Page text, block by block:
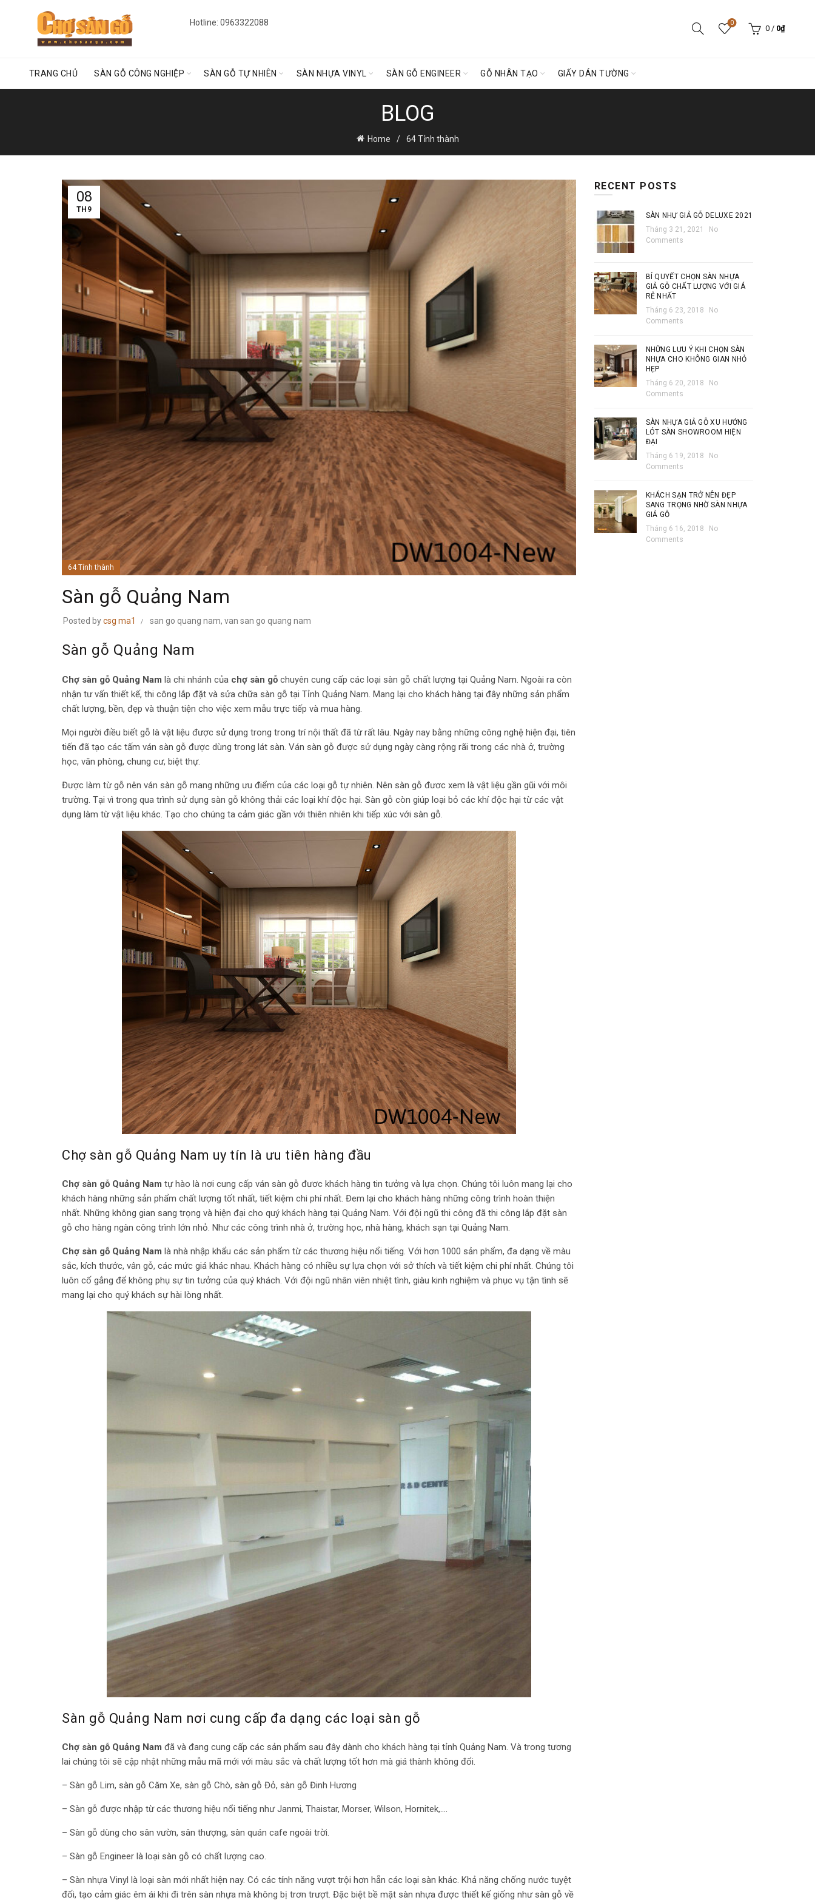
Hotline: 0963322088 0
0 / 0₫
TRANG CHỦ SÀN GỖ CÔNG NGHIỆP SÀN GỖ TỰ NHIÊN SÀN NHỰA VINYL SÀN GỖ ENGINEER GỖ NHÂN TẠO GIẤY DÁN TƯỜNG
BLOG
Home 64 Tỉnh thành
08
TH9
64 Tỉnh thành
Sàn gỗ Quảng Nam
Posted bycsg ma1 san go quang nam, van san go quang nam
Sàn gỗ Quảng Nam
Chợ sàn gỗ Quảng Nam là chi nhánh của chợ sàn gỗ chuyên cung cấp các loại sàn gỗ chất lượng tại Quảng Nam. Ngoài ra còn
nhận tư vấn thiết kế, thi công lắp đặt và sửa chữa sàn gỗ tại Tỉnh Quảng Nam. Mang lại cho khách hàng tại đây những sản phẩm
chất lượng, bền, đẹp và thuận tiện cho việc xem mẫu trực tiếp và mua hàng.
Mọi người điều biết gỗ là vật liệu được sử dụng trong trong trí nội thất đã từ rất lâu. Ngày nay bằng những công nghệ hiện đại, tiên
tiến đã tạo các tấm ván sàn gỗ được dùng trong lát sàn. Ván sàn gỗ được sử dụng ngày càng rộng rãi trong các nhà ở, trường
học, văn phòng, chung cư, biệt thự.
Được làm từ gỗ nên ván sàn gỗ mang những ưu điểm của các loại gỗ tự nhiên. Nên sàn gỗ đươc xem là vật liệu gần gũi với môi
trường. Tại vì trong qua trình sử dụng sàn gỗ không thải các loại khí độc hại. Sàn gỗ còn giúp loại bỏ các khí độc hại từ các vật
dụng làm từ vật liệu khác. Tạo cho chúng ta cảm giác gần với thiên nhiên khi tiếp xúc với sàn gỗ.
Chợ sàn gỗ Quảng Nam uy tín là ưu tiên hàng đầu
Chợ sàn gỗ Quảng Nam tự hào là nơi cung cấp ván sàn gỗ đươc khách hàng tin tưởng và lựa chọn. Chúng tôi luôn mang lại cho
khách hàng những sản phẩm chất lượng tốt nhất, tiết kiệm chi phí nhất. Đem lại cho khách hàng những công trình hoàn thiện
nhất. Những không gian sang trọng và hiện đại cho quý khách hàng tại Quảng Nam. Với đội ngũ thi công đã thi công lắp đặt sàn
gỗ cho hàng ngàn công trình lớn nhỏ. Như các công trình nhà ở, trường học, nhà hàng, khách sạn tại Quảng Nam.
Chợ sàn gỗ Quảng Nam là nhà nhập khẩu các sản phẩm từ các thương hiệu nổi tiếng. Với hơn 1000 sản phẩm, đa dạng về màu
sắc, kích thước, vân gỗ, các mức giá khác nhau. Khách hàng có nhiều sự lựa chọn với sở thích và tiết kiệm chi phí nhất. Chúng tôi
luôn cố gắng để không phụ sự tin tưởng của quý khách. Với đội ngũ nhân viên nhiệt tình, giàu kinh nghiệm và phục vụ tận tình sẽ
mang lại cho quý khách sự hài lòng nhất.
Sàn gỗ Quảng Nam nơi cung cấp đa dạng các loại sàn gỗ
Chợ sàn gỗ Quảng Nam đã và đang cung cấp các sản phẩm sau đây dành cho khách hàng tại tỉnh Quảng Nam. Và trong tương
lai chúng tôi sẽ cập nhật những mẫu mã mới với màu sắc và chất lượng tốt hơn mà giá thành không đổi.
– Sàn gỗ Lim, sàn gỗ Căm Xe, sàn gỗ Chò, sàn gỗ Đỏ, sàn gỗ Đinh Hương
– Sàn gỗ được nhập từ các thương hiệu nổi tiếng như Janmi, Thaistar, Morser, Wilson, Hornitek,….
– Sàn gỗ dùng cho sân vườn, sân thượng, sàn quán cafe ngoài trời.
– Sàn gỗ Engineer là loại sàn gỗ có chất lượng cao.
– Sàn nhựa Vinyl là loại sàn mới nhất hiện nay. Có các tính năng vượt trội hơn hẵn các loại sàn khác. Khả năng chống nước tuyệt
đối, tạo cảm giác êm ái khi đi trên sàn nhựa mà không bị trơn trượt. Đặc biệt bề mặt sàn nhựa được thiết kế giống như sàn gỗ về
RECENT POSTS
SÀN NHỰ GIẢ GỖ DELUXE 2021
Tháng 3 21, 2021
No
Comments
BÍ QUYẾT CHỌN SÀN NHỰA
GIẢ GỖ CHẤT LƯỢNG VỚI GIÁ
RẺ NHẤT
Tháng 6 23, 2018
No
Comments
NHỮNG LƯU Ý KHI CHỌN SÀN
NHỰA CHO KHÔNG GIAN NHỎ
HẸP
Tháng 6 20, 2018
No
Comments
SÀN NHỰA GIẢ GỖ XU HƯỚNG
LÓT SÀN SHOWROOM HIỆN
ĐẠI
Tháng 6 19, 2018
No
Comments
KHÁCH SẠN TRỞ NÊN ĐẸP
SANG TRỌNG NHỜ SÀN NHỰA
GIẢ GỖ
Tháng 6 16, 2018
No
Comments